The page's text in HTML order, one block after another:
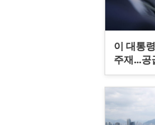
이 대통
주재…공